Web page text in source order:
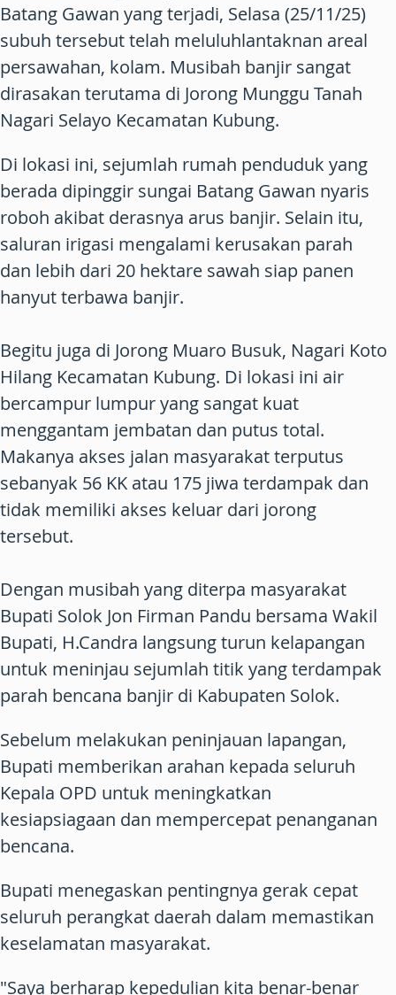
Batang Gawan yang terjadi, Selasa (25/11/25)
subuh tersebut telah meluluhlantaknan areal
persawahan, kolam. Musibah banjir sangat
dirasakan terutama di Jorong Munggu Tanah
Nagari Selayo Kecamatan Kubung.
Di lokasi ini, sejumlah rumah penduduk yang
berada dipinggir sungai Batang Gawan nyaris
roboh akibat derasnya arus banjir. Selain itu,
saluran irigasi mengalami kerusakan parah
dan lebih dari 20 hektare sawah siap panen
hanyut terbawa banjir.
Begitu juga di Jorong Muaro Busuk, Nagari Koto
Hilang Kecamatan Kubung. Di lokasi ini air
bercampur lumpur yang sangat kuat
menggantam jembatan dan putus total.
Makanya akses jalan masyarakat terputus
sebanyak 56 KK atau 175 jiwa terdampak dan
tidak memiliki akses keluar dari jorong
tersebut.
Dengan musibah yang diterpa masyarakat
Bupati Solok Jon Firman Pandu bersama Wakil
Bupati, H.Candra langsung turun kelapangan
untuk meninjau sejumlah titik yang terdampak
parah bencana banjir di Kabupaten Solok.
Sebelum melakukan peninjauan lapangan,
Bupati memberikan arahan kepada seluruh
Kepala OPD untuk meningkatkan
kesiapsiagaan dan mempercepat penanganan
bencana.
Bupati menegaskan pentingnya gerak cepat
seluruh perangkat daerah dalam memastikan
keselamatan masyarakat.
"Saya berharap kepedulian kita benar-benar